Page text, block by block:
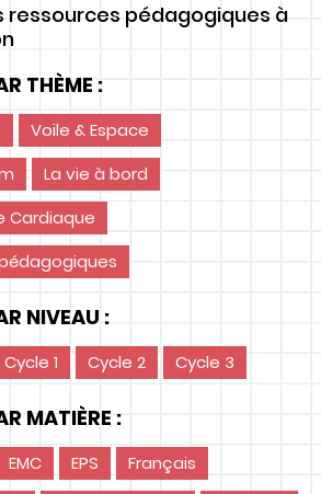
ressources pédagogiques à
THÈME :
Voile & Espace
La vie à bord
Cardiaque
NIVEAU :
Cycle 1 Cycle 2 Cycle 3
MATIÈRE :
EMC EPS
Français